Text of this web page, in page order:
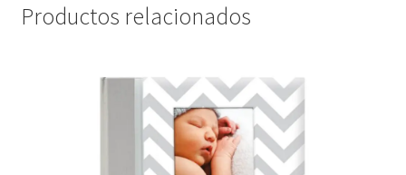
Productos relacionados